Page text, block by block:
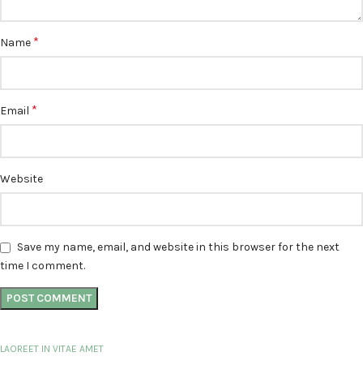
Name *
Email *
Website
Save my name, email, and website in this browser for the next
time I comment.
LAOREET IN VITAE AMET